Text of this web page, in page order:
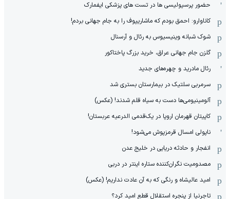
حضور پرسپولیسی ها در تست های پزشکی ایفمارک
کاناوارو: احمق بودم که ماشاریپوف را به جام جهانی بردم!
شوک شبانه وینیسیوس به رئال و آرسنال
گلزن جام جهانی عراق، خرید بزرگ پاختاکور
رئال مادرید و چهره‌های جدید
سرمربی سلتیک در بیمارستان بستری شد
آلومینیومی‌ها دست به سیاه قلم شدند! (عکس)
کاپیتان قهرمان اروپا در یک‌قدمی الدرعیه عربستان!
ناپولی امسال قرمزپوش می‌شود!
انفجار و حادثه دریایی در خلیج عدن
مصدومیت نگران‌کننده ستاره اینتر در دربی
امید عالیشاه و رنگی که به آن عادت نداریم! (عکس)
تاجرنیا از پنجره استقلال قطع امید کرد؟